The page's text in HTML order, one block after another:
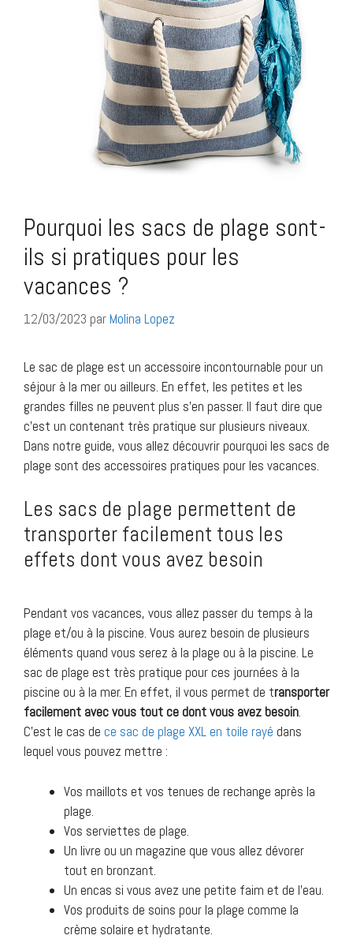
Pourquoi les sacs de plage sont-
ils si pratiques pour les
vacances ?
12/03/2023 par Molina Lopez
Le sac de plage est un accessoire incontournable pour un
séjour à la mer ou ailleurs. En effet, les petites et les
grandes filles ne peuvent plus s’en passer. Il faut dire que
c’est un contenant très pratique sur plusieurs niveaux.
Dans notre guide, vous allez découvrir pourquoi les sacs de
plage sont des accessoires pratiques pour les vacances.
Les sacs de plage permettent de
transporter facilement tous les
effets dont vous avez besoin
Pendant vos vacances, vous allez passer du temps à la
plage et/ou à la piscine. Vous aurez besoin de plusieurs
éléments quand vous serez à la plage ou à la piscine. Le
sac de plage est très pratique pour ces journées à la
piscine ou à la mer. En effet, il vous permet de transporter
facilement avec vous tout ce dont vous avez besoin.
C’est le cas de ce sac de plage XXL en toile rayé dans
lequel vous pouvez mettre :
Vos maillots et vos tenues de rechange après la
plage.
Vos serviettes de plage.
Un livre ou un magazine que vous allez dévorer
tout en bronzant.
Un encas si vous avez une petite faim et de l’eau.
Vos produits de soins pour la plage comme la
crème solaire et hydratante.